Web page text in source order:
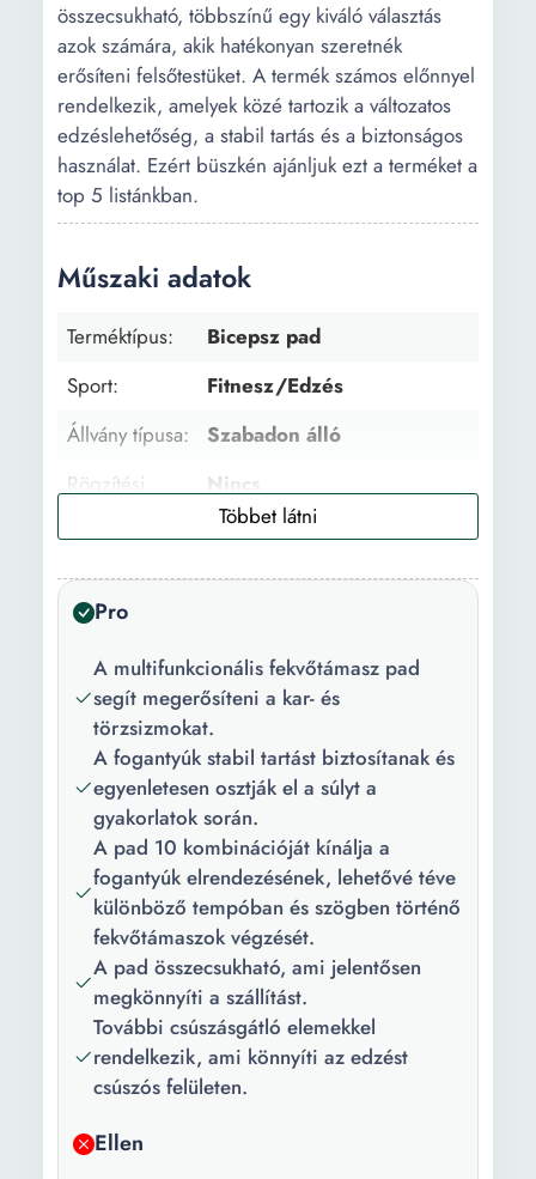
összecsukható, többszínű egy kiváló választás
azok számára, akik hatékonyan szeretnék
erősíteni felsőtestüket. A termék számos előnnyel
rendelkezik, amelyek közé tartozik a változatos
edzéslehetőség, a stabil tartás és a biztonságos
használat. Ezért büszkén ajánljuk ezt a terméket a
top 5 listánkban.
Műszaki adatok
Terméktípus:
Bicepsz pad
Sport:
Fitnesz/Edzés
Állvány típusa:
Szabadon álló
Rögzítési
Nincs
Csomag
Szín:
Sokszínű
Hosszúság:
18 cm
Szélesség:
30 cm
Pro
A multifunkcionális fekvőtámasz pad
segít megerősíteni a kar- és
törzsizmokat.
A fogantyúk stabil tartást biztosítanak és
egyenletesen osztják el a súlyt a
gyakorlatok során.
A pad 10 kombinációját kínálja a
fogantyúk elrendezésének, lehetővé téve
különböző tempóban és szögben történő
fekvőtámaszok végzését.
A pad összecsukható, ami jelentősen
megkönnyíti a szállítást.
További csúszásgátló elemekkel
rendelkezik, ami könnyíti az edzést
csúszós felületen.
Ellen